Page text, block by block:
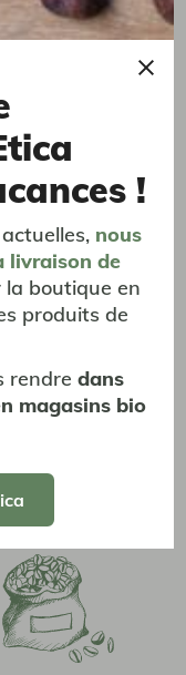
grillé - 250g
!
nous
livraison de
la boutique en
produits de
rendredans
magasins bio